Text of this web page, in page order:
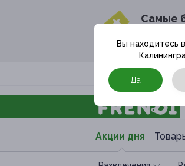
Cамые
в
Москва
Акции дня
Вы находитесь
Да